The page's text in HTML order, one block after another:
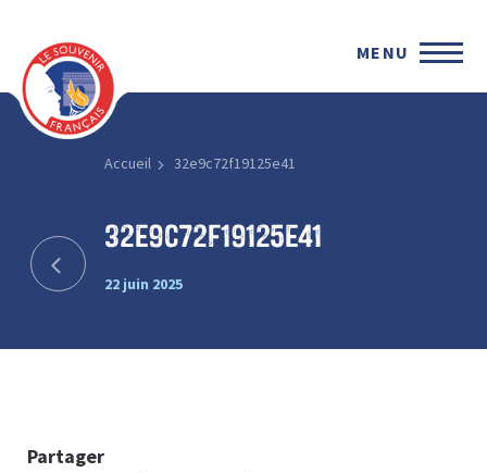
MENU
Accueil 32e9c72f19125e41
32e9c72f19125e41
22 juin 2025
Partager